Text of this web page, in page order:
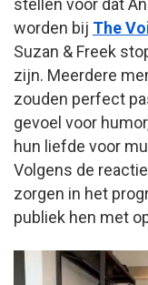
stellen voor dat
worden bij The
Suzan & Freek
zijn. Meerdere
zouden perfect
gevoel voor
hun liefde voor
Volgens de
zorgen in het
publiek hen met